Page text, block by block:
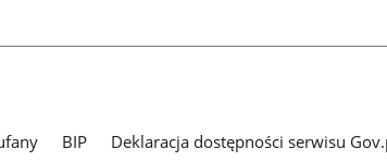
BIP
Deklaracja dostępności serwisu